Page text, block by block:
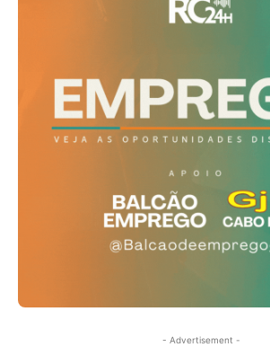
- Advertisement -